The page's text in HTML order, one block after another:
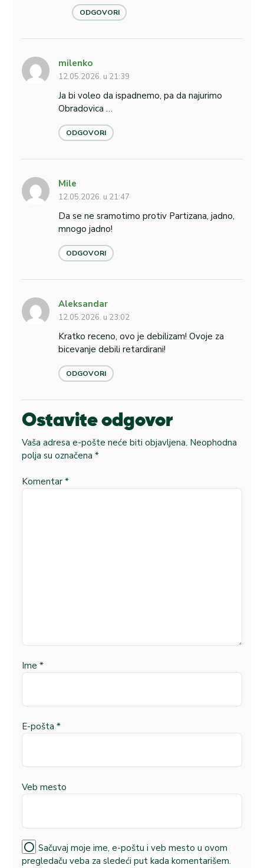
ODGOVORI
milenko
12.05.2026. u 21:39
Ja bi voleo da ispadnemo, pa da najurimo
Obradovica …
ODGOVORI
Mile
12.05.2026. u 21:47
Da se ne sramotimo protiv Partizana, jadno,
mnogo jadno!
ODGOVORI
Aleksandar
12.05.2026. u 23:02
Kratko receno, ovo je debilizam! Ovoje za
bicevanje debili retardirani!
ODGOVORI
Ostavite odgovor
Vaša adresa e-pošte neće biti objavljena. Neophodna
polja su označena *
Komentar *
Ime *
E-pošta *
Veb mesto
Sačuvaj moje ime, e-poštu i veb mesto u ovom
pregledaču veba za sledeći put kada komentarišem.